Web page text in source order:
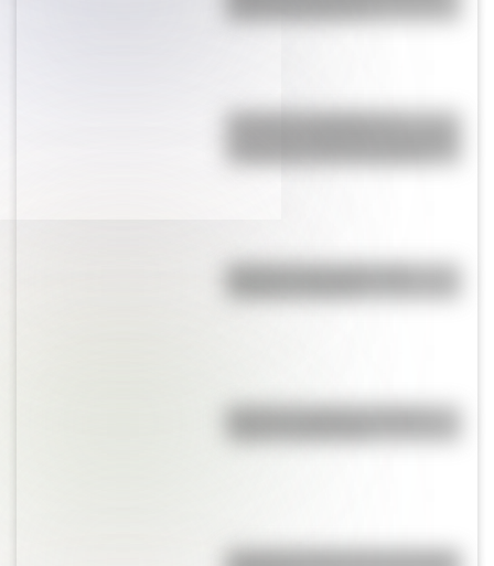
alta de Sudamérica?
9 de julio: actividades y
Bandera de Ecuador para
Bandera de Bolivia: historia,
origen y significado
Bandera de Bolivia para colorear